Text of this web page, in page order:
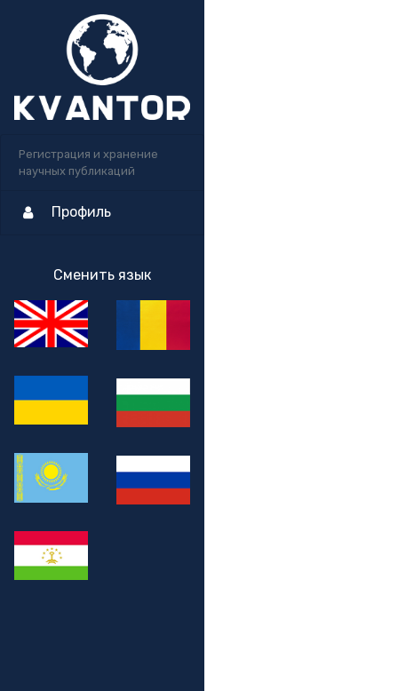
Регистрация и хранение
научных публикаций
Профиль
Сменить язык